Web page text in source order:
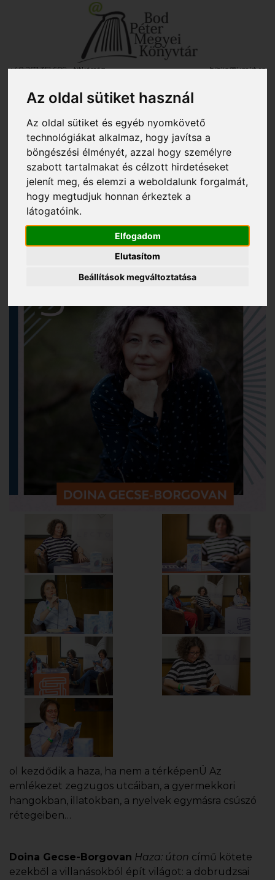
Az oldal sütiket használ
Az oldal sütiket és egyéb nyomkövető
technológiákat alkalmaz, hogy javítsa a
böngészési élményét, azzal hogy személyre
szabott tartalmakat és célzott hirdetéseket
jelenít meg, és elemzi a weboldalunk forgalmát,
hogy megtudjuk honnan érkeztek a
látogatóink.
Elfogadom
Elutasítom
Beállítások megváltoztatása
+40 267 351 609 - titkárság
biblio@kmkt.ro
+40 267 311 927 - fiókkönyvtár
EN
Itt vagy: SepsiBook Május 16., szombat» Doina Gecse-
Borgovan
Doina Gecse-Borgovan
2026. április 17., péntek
ol kezdődik a haza, ha nem a térképenÜ Az
emlékezet zegzugos utcáiban, a gyermekkori
hangokban, illatokban, a nyelvek egymásra csúszó
rétegeiben…
Doina Gecse-Borgovan Haza: úton című kötete
ezekből a villanásokból épít világot: a dobrudzsai